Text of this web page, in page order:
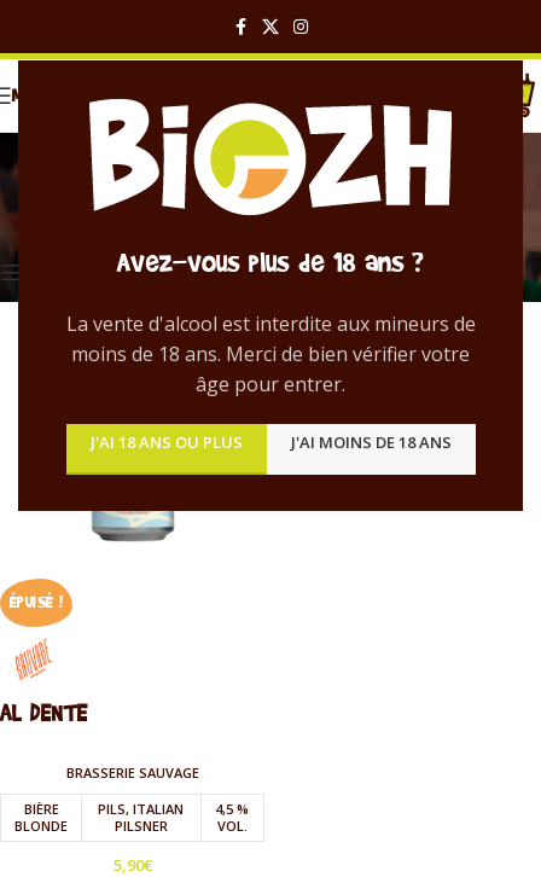
Avez-vous plus de 18 ans ?
La vente d'alcool est interdite aux mineurs de
moins de 18 ans. Merci de bien vérifier votre
âge pour entrer.
J'AI 18 ANS OU PLUS J'AI MOINS DE 18 ANS
MENU
Italian Pilsner
Catégories
Accueil Produit Style Italian Pilsner
Voir les spécificités
ÉPUISÉ !
AL DENTE
BRASSERIE SAUVAGE
BIÈRE
BLONDE
PILS, ITALIAN
PILSNER
4,5 %
VOL.
5,90€